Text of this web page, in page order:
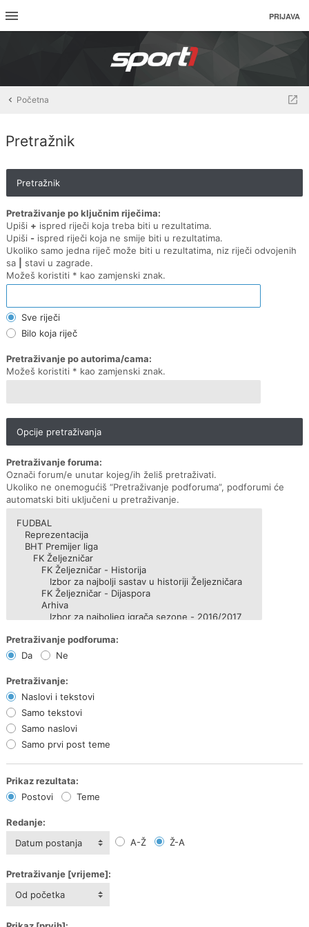
PRIJAVA
Početna
Pretražnik
Pretražnik
Pretraživanje po ključnim riječima:
Upiši + ispred riječi koja treba biti u rezultatima.
Upiši - ispred riječi koja ne smije biti u rezultatima.
Ukoliko samo jedna riječ može biti u rezultatima, niz riječi odvojenih
sa
stavi u zagrade.
Možeš koristiti * kao zamjenski znak.
Sve riječi
Bilo koja riječ
Pretraživanje po autorima/cama:
Možeš koristiti * kao zamjenski znak.
Opcije pretraživanja
Pretraživanje foruma:
Označi forum/e unutar kojeg/ih želiš pretraživati.
Ukoliko ne onemogućiš “Pretraživanje podforuma”, podforumi će
automatski biti uključeni u pretraživanje.
Pretraživanje podforuma:
Da
Ne
Pretraživanje:
Naslovi i tekstovi
Samo tekstovi
Samo naslovi
Samo prvi post teme
Prikaz rezultata:
Postovi
Teme
Redanje:
Datum postanja
A-Ž Ž-A
Pretraživanje [vrijeme]:
Od početka